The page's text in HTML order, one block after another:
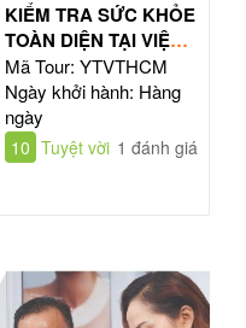
KIỂM TRA SỨC KHỎE
TOÀN DIỆN TẠI VIỆN
TIM HỒ CHÍ MINH
Mã Tour: YTVTHCM
Ngày khởi hành: Hàng
ngày
10 Tuyệt vời 1 đánh giá